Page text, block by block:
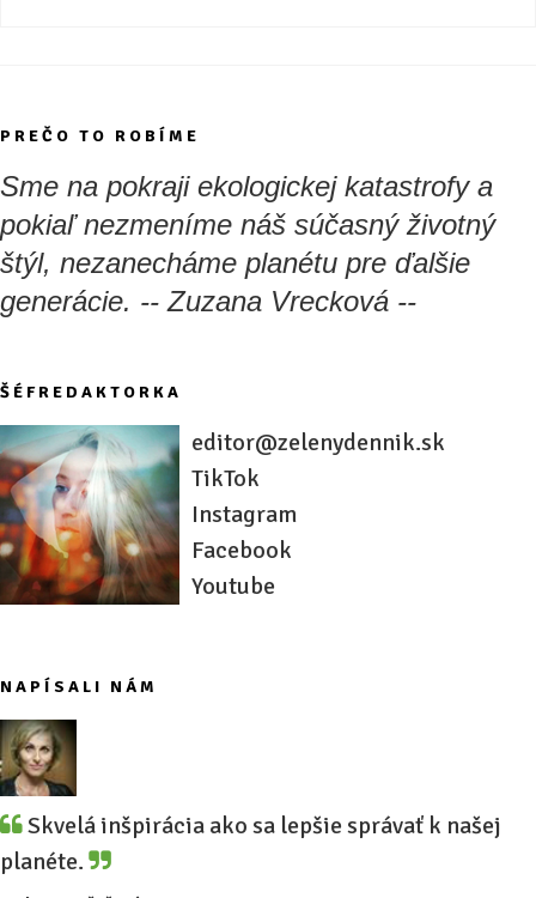
PREČO TO ROBÍME
Sme na pokraji ekologickej katastrofy a
pokiaľ nezmeníme náš súčasný životný
štýl, nezanecháme planétu pre ďalšie
generácie. -- Zuzana Vrecková --
ŠÉFREDAKTORKA
editor@zelenydennik.sk
TikTok
Instagram
Facebook
Youtube
NAPÍSALI NÁM
Skvelá inšpirácia ako sa lepšie správať k našej
planéte.